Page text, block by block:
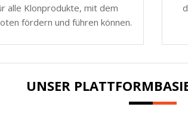
alle Klonprodukte, mit dem
fördern und führen können.
UNSER